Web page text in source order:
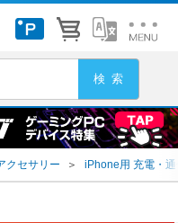
クセサリー ＞ iPhone用 充電・